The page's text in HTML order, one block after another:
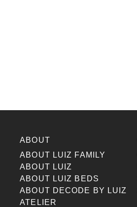
ABOUT
ABOUT LUIZ FAMILY
ABOUT LUIZ
ABOUT LUIZ BEDS
ABOUT DECODE BY LUIZ
ATELIER